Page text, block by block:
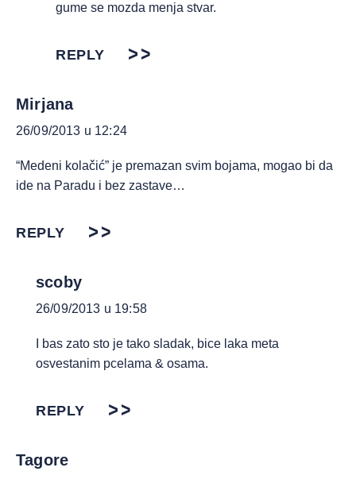
gume se mozda menja stvar.
REPLY
Mirjana
26/09/2013 u 12:24
“Medeni kolačić” je premazan svim bojama, mogao bi da
ide na Paradu i bez zastave…
REPLY
scoby
26/09/2013 u 19:58
I bas zato sto je tako sladak, bice laka meta
osvestanim pcelama & osama.
REPLY
Tagore